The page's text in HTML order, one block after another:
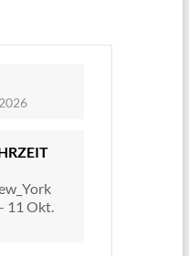
11 Okt.